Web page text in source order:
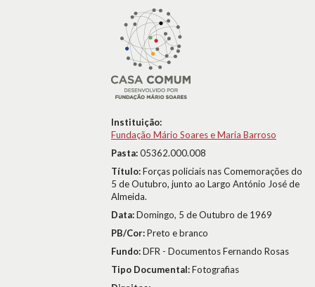
Instituição:
Fundação Mário Soares e Maria Barroso
Pasta:05362.000.008
Título:Forças policiais nas Comemorações do
5 de Outubro, junto ao Largo António José de
Almeida.
Data:Domingo, 5 de Outubro de 1969
PB/Cor:Preto e branco
Fundo:DFR - Documentos Fernando Rosas
Tipo Documental:Fotografias